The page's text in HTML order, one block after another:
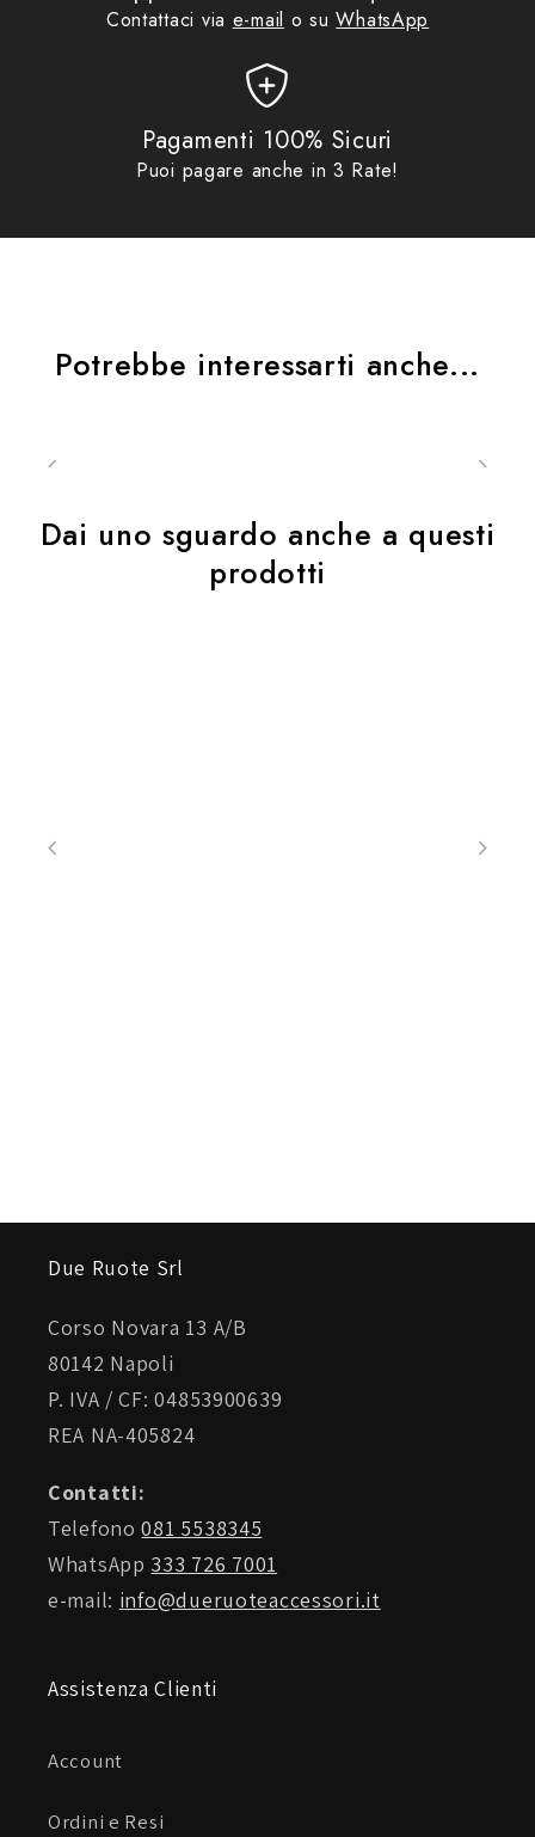
Contattaci via e-mail o suWhatsApp
Pagamenti 100% Sicuri
Puoi pagare anche in 3 Rate!
Potrebbe interessarti anche...
Dai uno sguardo anche a questi
prodotti
Due Ruote Srl
Corso Novara 13 A/B
80142 Napoli
P. IVA / CF: 04853900639
REA NA-405824
Contatti:
Telefono081 5538345
WhatsApp 333 726 7001
e-mail: info@dueruoteaccessori.it
Assistenza Clienti
Account
Ordini e Resi